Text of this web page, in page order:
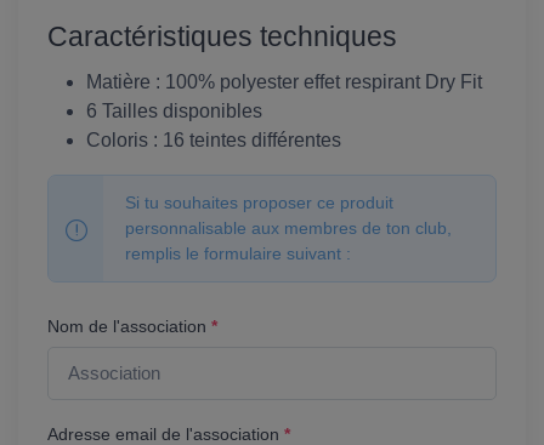
Caractéristiques techniques
Matière : 100% polyester effet respirant Dry Fit
6 Tailles disponibles
Coloris : 16 teintes différentes
Si tu souhaites proposer ce produit
personnalisable aux membres de ton club,
remplis le formulaire suivant :
Nom de l'association *
Adresse email de l'association *